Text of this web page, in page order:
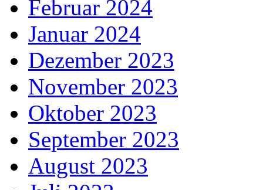
Februar 2024
Januar 2024
Dezember 2023
November 2023
Oktober 2023
September 2023
August 2023